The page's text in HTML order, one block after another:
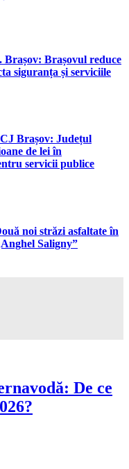
Brașovul reduce
siguranța și serviciile
Brașov: Județul
de lei în
servicii publice
noi străzi asfaltate în
Saligny”
De ce